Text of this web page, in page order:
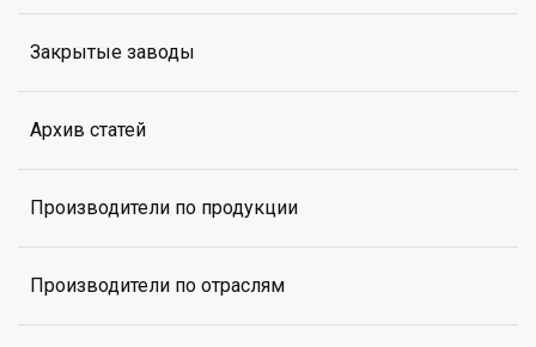
Закрытые заводы
Архив статей
Производители по продукции
Производители по отраслям